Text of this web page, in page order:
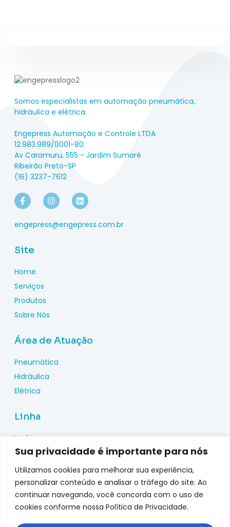
Sua privacidade é importante para nós
Utilizamos cookies para melhorar sua experiência,
personalizar conteúdo e analisar o tráfego do site. Ao
continuar navegando, você concorda com o uso de
cookies conforme nossa Política de Privacidade.
Somos especialistas em automação pneumática,
hidráulica e elétrica.
Engepress Automação e Controle LTDA
12.983.989/0001-80
Av Caramuru, 555 - Jardim Sumaré
Ribeirão Preto-SP
(16) 3237-7612
engepress@engepress.com.br
Site
Home
Serviços
Produtos
Sobre Nós
Área de Atuação
Pneumática
Hidráulica
Elétrica
Linha
Hydac
Wika
Pepperl Fuchs
Metal Work
Metalplan
Top Fusion
Genebre